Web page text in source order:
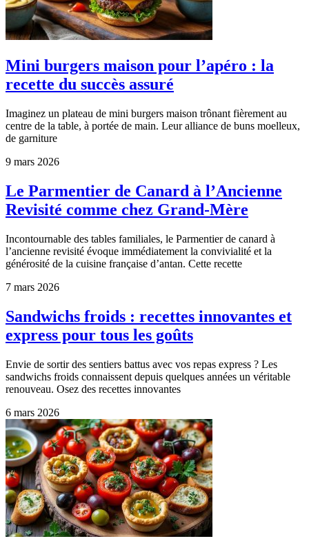
Mini burgers maison pour l’apéro : la
recette du succès assuré
Imaginez un plateau de mini burgers maison trônant fièrement au
centre de la table, à portée de main. Leur alliance de buns moelleux,
de garniture
9 mars 2026
Le Parmentier de Canard à l’Ancienne
Revisité comme chez Grand-Mère
Incontournable des tables familiales, le Parmentier de canard à
l’ancienne revisité évoque immédiatement la convivialité et la
générosité de la cuisine française d’antan. Cette recette
7 mars 2026
Sandwichs froids : recettes innovantes et
express pour tous les goûts
Envie de sortir des sentiers battus avec vos repas express ? Les
sandwichs froids connaissent depuis quelques années un véritable
renouveau. Osez des recettes innovantes
6 mars 2026